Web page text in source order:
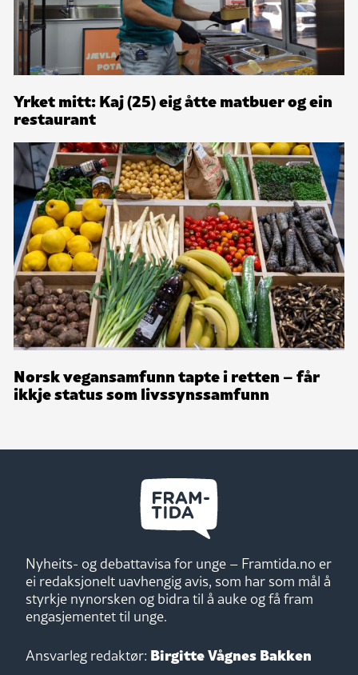
Yrket mitt: Kaj (25) eig åtte matbuer og ein
restaurant
Norsk vegansamfunn tapte i retten – får
ikkje status som livssynssamfunn
Nyheits- og debattavisa for unge – Framtida.no er
ei redaksjonelt uavhengig avis, som har som mål å
styrkje nynorsken og bidra til å auke og få fram
engasjementet til unge.
Ansvarleg redaktør: Birgitte Vågnes Bakken